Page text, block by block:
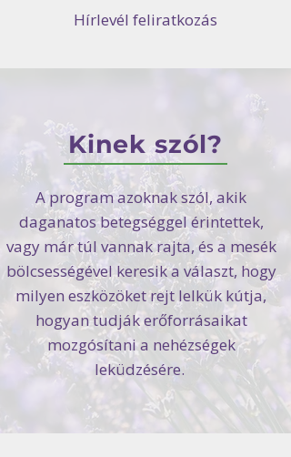
Hírlevél feliratkozás
Kinek szól?
A program azoknak szól, akik
daganatos betegséggel érintettek,
vagy már túl vannak rajta, és a mesék
bölcsességével keresik a választ, hogy
milyen eszközöket rejt lelkük kútja,
hogyan tudják erőforrásaikat
mozgósítani a nehézségek
leküdzésére.